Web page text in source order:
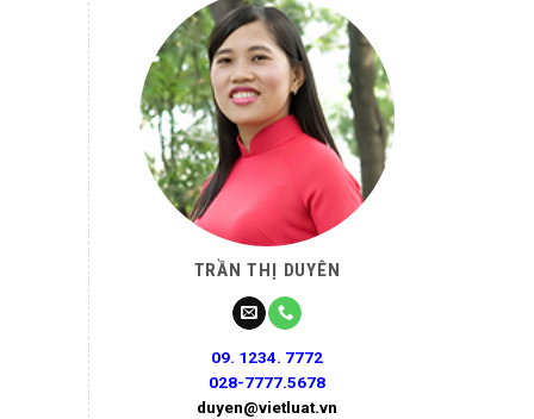
TRẦN THỊ DUYÊN
09. 1234. 7772
028-7777.5678
duyen@vietluat.vn